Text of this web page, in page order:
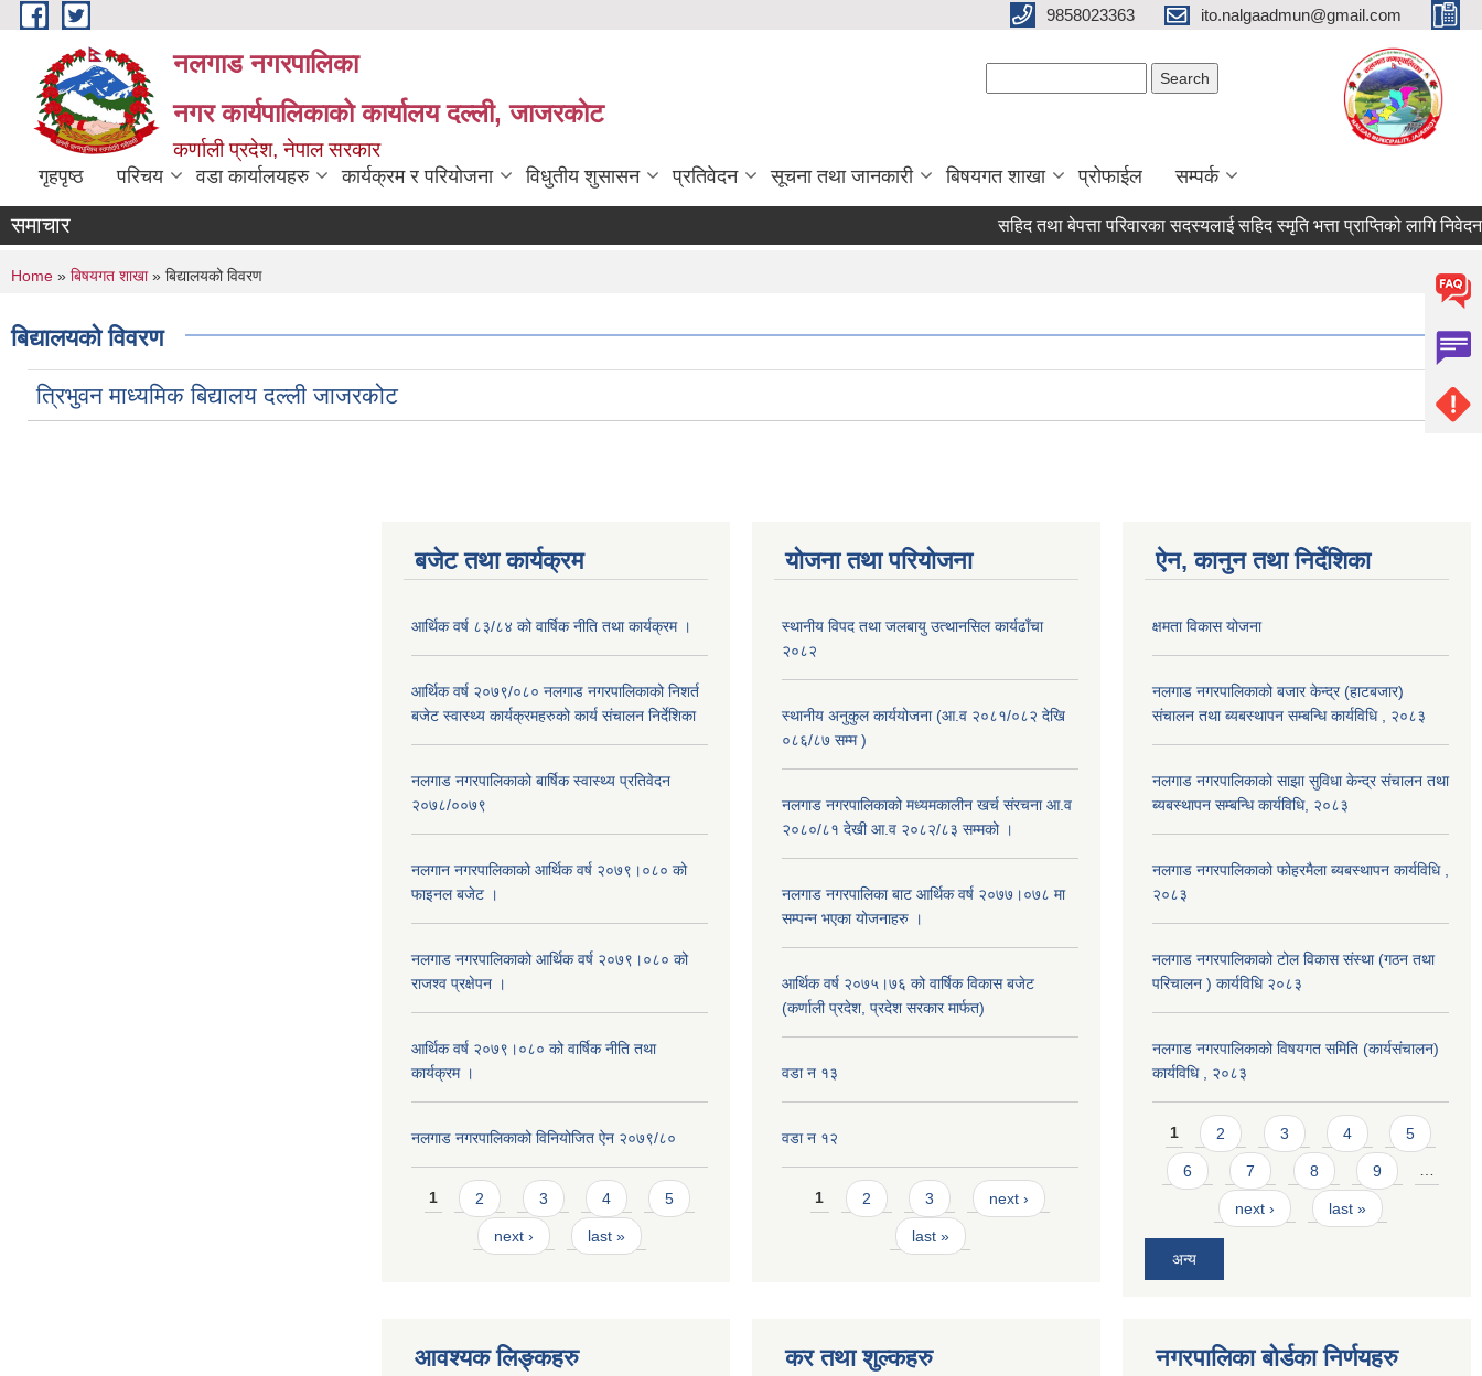
Skip to main content 9858023363 ito.nalgaadmun@gmail.com
नलगाड नगरपालिका
नगर कार्यपालिकाको कार्यालय दल्ली, जाजरकाेट
कर्णाली प्रदेश, नेपाल सरकार
गृहपृष्ठ परिचय वडा कार्यालयहरु कार्यक्रम र परियोजना विधुतीय शुसासन प्रतिवेदन सूचना तथा जानकारी बिषयगत शाखा प्रोफाईल सम्पर्क
समाचार सहिद तथा बेपत्ता परिवारका सदस्यलाई सहिद स्मृति भत्ता प्राप्तिको लागि निवेदन दिने
You are here
Home » बिषयगत शाखा» बिद्यालयको विवरण
बिद्यालयको विवरण
त्रिभुवन माध्यमिक बिद्यालय दल्ली जाजरकोट
बजेट तथा कार्यक्रम
आर्थिक वर्ष ८३/८४ को वार्षिक नीति तथा कार्यक्रम ।
आर्थिक वर्ष २०७९/०८० नलगाड नगरपालिकाको निशर्त
बजेट स्वास्थ्य कार्यक्रमहरुको कार्य संचालन निर्देशिका
नलगाड नगरपालिकाको बार्षिक स्वास्थ्य प्रतिवेदन
२०७८/००७९
नलगान नगरपालिकाको आर्थिक वर्ष २०७९।०८० को
फाइनल बजेट ।
नलगाड नगरपालिकाको आर्थिक वर्ष २०७९।०८० को
राजश्व प्रक्षेपन ।
आर्थिक वर्ष २०७९।०८० को वार्षिक नीति तथा
कार्यक्रम ।
नलगाड नगरपालिकाको विनियोजित ऐन २०७९/८०
Pages
1 2 3 4 5
next › last »
योजना तथा परियोजना
स्थानीय विपद तथा जलबायु उत्थानसिल कार्यढाँचा
२०८२
स्थानीय अनुकुल कार्ययोजना (आ.व २०८१/०८२ देखि
०८६/८७ सम्म )
नलगाड नगरपालिकाको मध्यमकालीन खर्च संरचना आ.व
२०८०/८१ देखी आ.व २०८२/८३ सम्मको ।
नलगाड नगरपालिका बाट आर्थिक वर्ष २०७७।०७८ मा
सम्पन्न भएका योजनाहरु ।
आर्थिक वर्ष २०७५।७६ को वार्षिक विकास बजेट
(कर्णाली प्रदेश, प्रदेश सरकार मार्फत)
वडा न १३
वडा न १२
Pages
1 2 3 next ›
last »
ऐन, कानुन तथा निर्देशिका
क्षमता विकास योजना
नलगाड नगरपालिकाको बजार केन्द्र (हाटबजार)
संचालन तथा ब्यबस्थापन सम्बन्धि कार्यविधि , २०८३
नलगाड नगरपालिकाको साझा सुविधा केन्द्र संचालन तथा
ब्यबस्थापन सम्बन्धि कार्यविधि, २०८३
नलगाड नगरपालिकाको फोहरमैला ब्यबस्थापन कार्यविधि ,
२०८३
नलगाड नगरपालिकाको टोल विकास संस्था (गठन तथा
परिचालन ) कार्यविधि २०८३
नलगाड नगरपालिकाको विषयगत समिति (कार्यसंचालन)
कार्यविधि , २०८३
Pages
1 2 3 4 5
6 7 8 9 …
next › last »
अन्य
आवश्यक लिङ्कहरु कर तथा शुल्कहरु नगरपालिका बोर्डका निर्णयहरु